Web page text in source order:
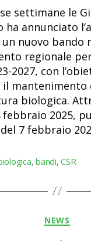
settimane le
ha annunciato
nuovo bando
regionale
2027, con
il mantenimento
biologica.
febbraio 2025,
del 7 febbraio
,bandi,CSR
NEWS